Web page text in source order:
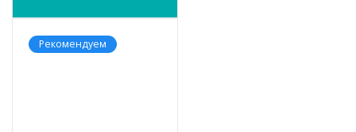
Рекомендуем